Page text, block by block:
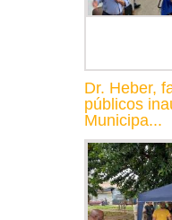
Dr. Heber,
públicos
Municipa...